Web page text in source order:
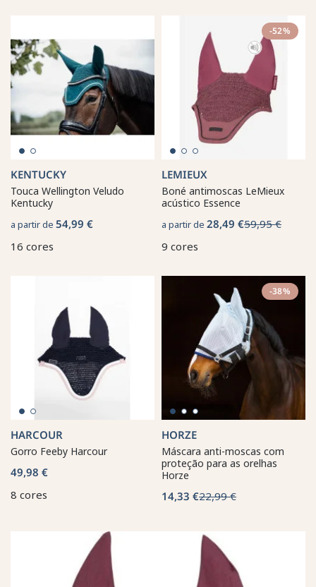
KENTUCKY
Touca Wellington Veludo
Kentucky
a partir de 54,99 €
16 cores
-52%
LEMIEUX
Boné antimoscas LeMieux
acústico Essence
a partir de 28,49 €59,95 €
9 cores
HARCOUR
Gorro Feeby Harcour
49,98 €
8 cores
-38%
HORZE
Máscara anti-moscas com
proteção para as orelhas
Horze
14,33 €22,99 €